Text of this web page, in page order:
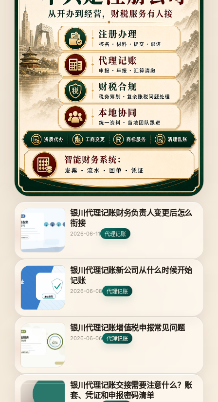
银川代理记账财务负责人变更后怎么
衔接
2026-06-11 代理记账
银川代理记账新公司从什么时候开始
记账
2026-06-08 代理记账
银川代理记账增值税申报常见问题
2026-06-06 代理记账
银川代理记账交接需要注意什么？账
套、凭证和申报密码清单